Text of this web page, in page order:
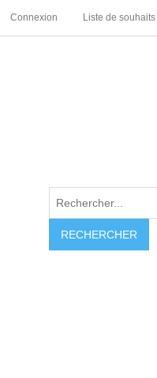
Connexion Liste de souhaits
RECHERCHER